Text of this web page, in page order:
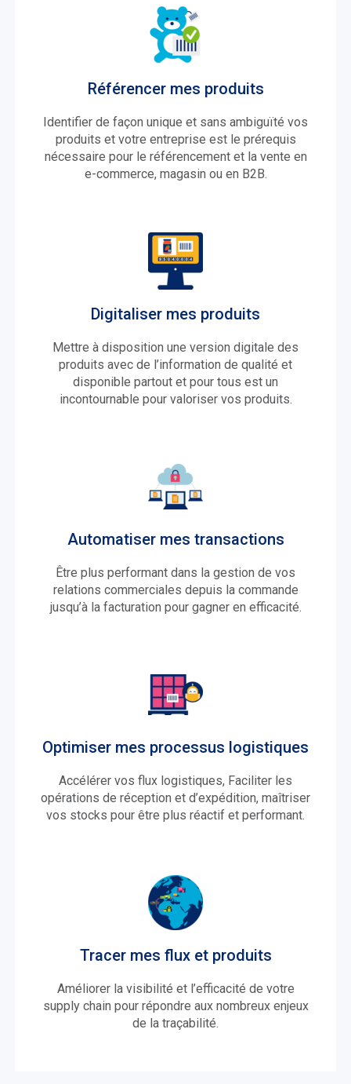
Référencer mes produits
Identifier de façon unique et sans ambiguïté vos
produits et votre entreprise est le prérequis
nécessaire pour le référencement et la vente en
e-commerce, magasin ou en B2B.
Digitaliser mes produits
Mettre à disposition une version digitale des
produits avec de l’information de qualité et
disponible partout et pour tous est un
incontournable pour valoriser vos produits.
Automatiser mes transactions
Être plus performant dans la gestion de vos
relations commerciales depuis la commande
jusqu’à la facturation pour gagner en efficacité.
Optimiser mes processus logistiques
Accélérer vos flux logistiques, Faciliter les
opérations de réception et d’expédition, maîtriser
vos stocks pour être plus réactif et performant.
Tracer mes flux et produits
Améliorer la visibilité et l’efficacité de votre
supply chain pour répondre aux nombreux enjeux
de la traçabilité.